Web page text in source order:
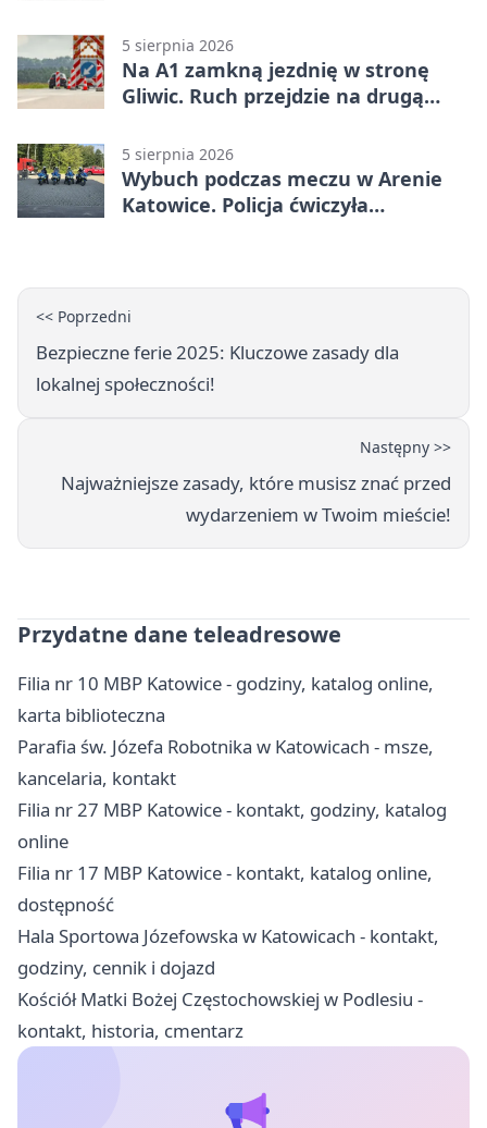
5 sierpnia 2026
Na A1 zamkną jezdnię w stronę
Gliwic. Ruch przejdzie na drugą
5 sierpnia 2026
Wybuch podczas meczu w Arenie
Katowice. Policja ćwiczyła
<< Poprzedni
Bezpieczne ferie 2025: Kluczowe zasady dla
lokalnej społeczności!
Następny >>
Najważniejsze zasady, które musisz znać przed
wydarzeniem w Twoim mieście!
Przydatne dane teleadresowe
Filia nr 10 MBP Katowice - godziny, katalog online,
karta biblioteczna
Parafia św. Józefa Robotnika w Katowicach - msze,
kancelaria, kontakt
Filia nr 27 MBP Katowice - kontakt, godziny, katalog
online
Filia nr 17 MBP Katowice - kontakt, katalog online,
dostępność
Hala Sportowa Józefowska w Katowicach - kontakt,
godziny, cennik i dojazd
Kościół Matki Bożej Częstochowskiej w Podlesiu -
kontakt, historia, cmentarz